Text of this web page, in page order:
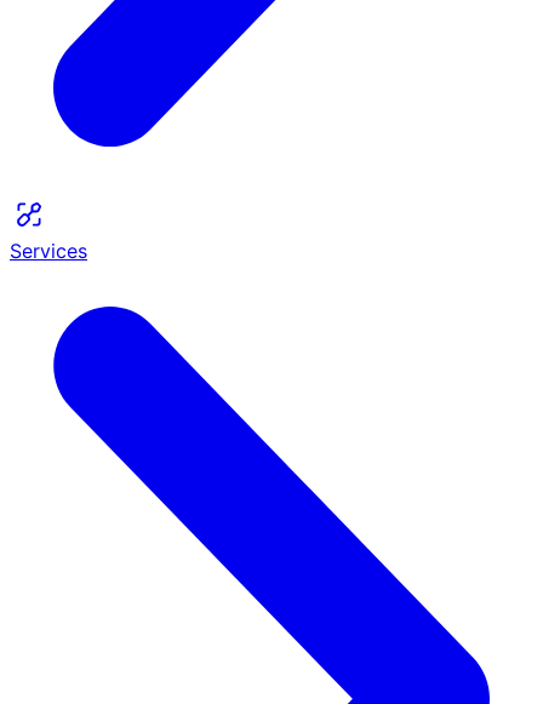
Services